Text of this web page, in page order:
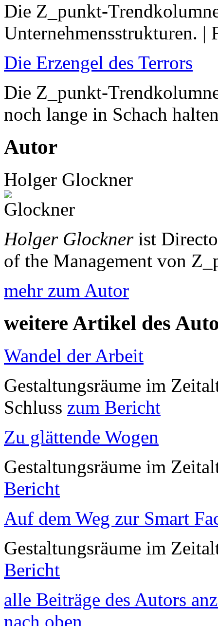
Die Z_punkt-
Unternehmensstrukturen. |
Die Erzengel des Terrors
Die Z_punkt-
noch lange in Schach
Autor
Holger Glockner
Holger Glocknerist
of the Management von
mehr zum Autor
weitere Artikel des
Wandel der Arbeit
Gestaltungsräume im
Schluss zum Bericht
Zu glättende Wogen
Gestaltungsräume im
Bericht
Auf dem Weg zur Smart
Gestaltungsräume im
Bericht
alle Beiträge des Autors
nach oben